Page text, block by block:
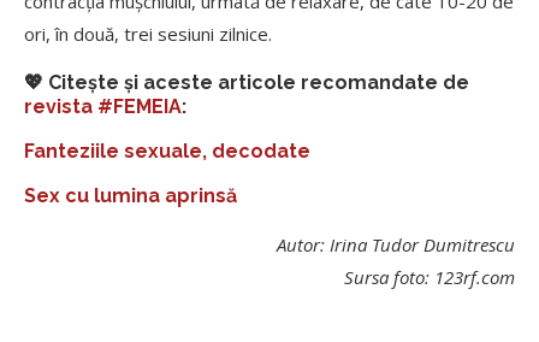
ori, în două, trei sesiuni zilnice.
💖 Citește și aceste articole recomandate de
revista #FEMEIA:
Fanteziile sexuale, decodate
Sex cu lumina aprinsă
Autor: Irina Tudor Dumitrescu
Sursa foto: 123rf.com